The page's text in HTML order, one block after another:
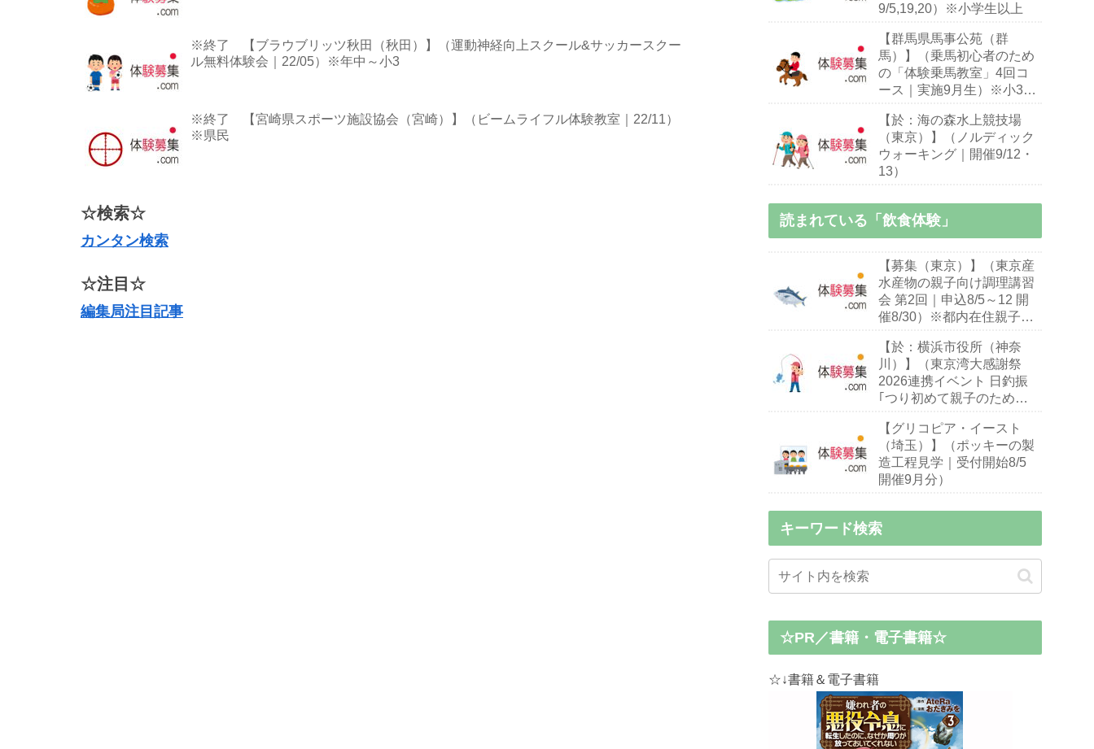
※終了 【ブラウブリッツ秋田（秋田）】（運動神経向上スクール&サッカースクー
ル無料体験会｜22/05）※年中～小3
※終了 【宮崎県スポーツ施設協会（宮崎）】（ビームライフル体験教室｜22/11）
※県民
☆検索☆
カンタン検索
☆注目☆
編集局注目記事
9/5,19,20）※小学生以上
【群馬県馬事公苑（群
馬）】（乗馬初心者のため
の「体験乗馬教室」4回コ
ース｜実施9月生）※小3～
【於：海の森水上競技場
（東京）】（ノルディック
ウォーキング｜開催9/12・
13）
読まれている「飲食体験」
【募集（東京）】（東京産
水産物の親子向け調理講習
会 第2回｜申込8/5～12 開
催8/30）※都内在住親子
【於：横浜市役所（神奈
川）】（東京湾大感謝祭
2026連携イベント 日釣振
｢つり初めて親子のための
9/13 開催9/26・27）※釣り
初心者,小中学生親子
【グリコピア・イースト
（埼玉）】（ポッキーの製
造工程見学｜受付開始8/5
開催9月分）
キーワード検索
☆PR／書籍・電子書籍☆
☆↓書籍＆電子書籍